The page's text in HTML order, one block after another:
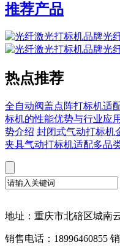
推荐产品
光
光
热点推荐
全自动阀盖点阵打标机适
标机的性能优势与行业应用
势介绍 封闭式气动打标机
夹具气动打标机适配多品
地址：重庆市北碚区城南
销售电话：18996460855